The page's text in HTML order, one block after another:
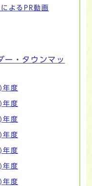
よるPR動画
ー・タウンマッ
度
度
度
度
度
度
度